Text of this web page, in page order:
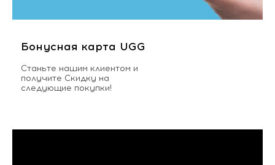
Бонусная карта UGG
Станьте нашим клиентом и
получите Скидку на
следующие покупки!